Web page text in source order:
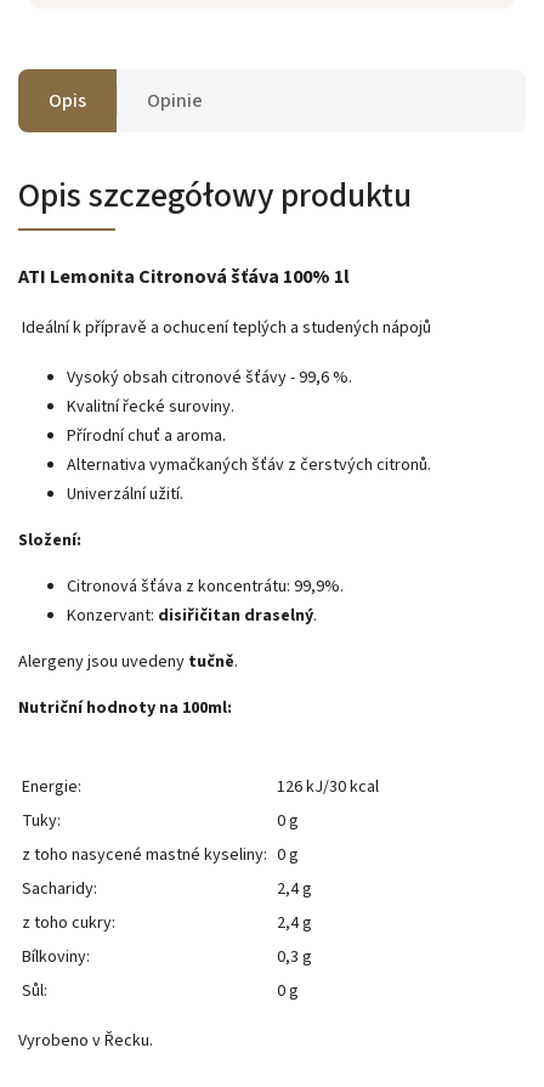
Opis Opinie
Opis szczegółowy produktu
ATI Lemonita Citronová šťáva 100% 1l
Ideální k přípravě a ochucení teplých a studených nápojů
Vysoký obsah citronové šťávy - 99,6 %.
Kvalitní řecké suroviny.
Přírodní chuť a aroma.
Alternativa vymačkaných šťáv z čerstvých citronů.
Univerzální užití.
Složení:
Citronová šťáva z koncentrátu: 99,9%.
Konzervant: disiřičitan draselný.
Alergeny jsou uvedeny tučně.
Nutriční hodnoty na 100ml:
Energie:
126 kJ/30 kcal
Tuky:
0 g
z toho nasycené mastné kyseliny: 0 g
Sacharidy:
2,4 g
z toho cukry:
2,4 g
Bílkoviny:
0,3 g
Sůl:
0 g
Vyrobeno v Řecku.